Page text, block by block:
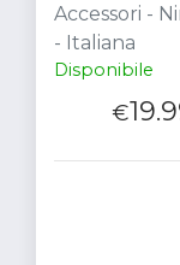
Accessori -
- Italiana
Disponibile
€